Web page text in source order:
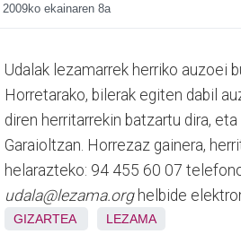
2009ko ekainaren 8a
Udalak lezamarrek herriko auzoei
Horretarako, bilerak egiten dabil
diren herritarrekin batzartu dira,
Garaioltzan. Horrezaz gainera,
helarazteko: 94 455 60 07
udala@lezama.orghelbide
GIZARTEA LEZAMA